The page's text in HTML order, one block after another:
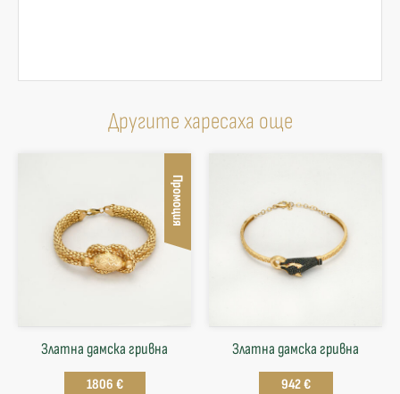
Другите харесаха още
Промоция
Златна дамска гривна
1806 €
Златна дамска гривна
942 €